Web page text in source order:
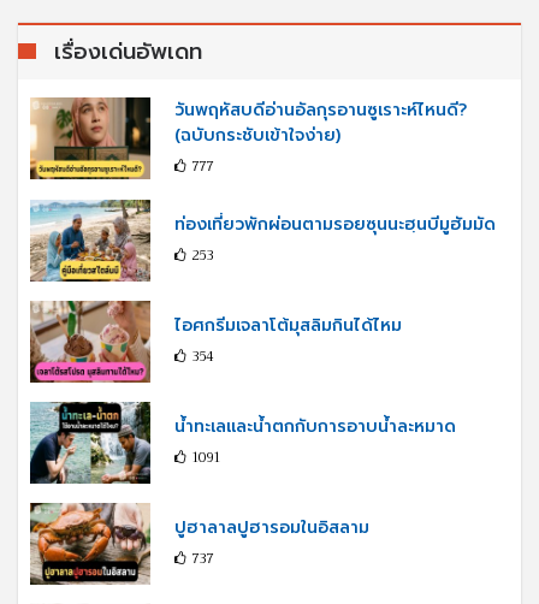
เรื่องเด่นอัพเดท
วันพฤหัสบดีอ่านอัลกุรอานซูเราะห์ไหนดี?
(ฉบับกระชับเข้าใจง่าย)
777
ท่องเที่ยวพักผ่อนตามรอยซุนนะฮฺนบีมูฮัมมัด
253
ไอศกรีมเจลาโต้มุสลิมกินได้ไหม
354
น้ำทะเลและน้ำตกกับการอาบน้ำละหมาด
1091
ปูฮาลาลปูฮารอมในอิสลาม
737